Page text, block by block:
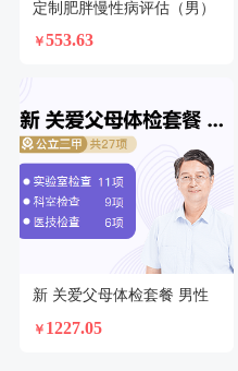
定制肥胖慢性病评估（男）
￥553.63
新 关爱父母体检套餐 男性
￥ 1227.05